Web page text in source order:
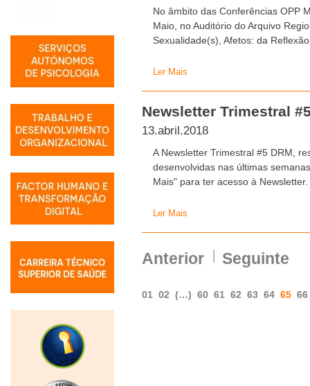
No âmbito das Conferências OPP
Maio, no Auditório do Arquivo
Sexualidade(s), Afetos: da
Ler Mais
Newsletter Trimestral
13.abril.2018
A Newsletter Trimestral #5 DRM,
desenvolvidas nas últimas
Mais" para ter acesso à Newsletter.
Ler Mais
Anterior Seguinte
01 02 (…) 60 61 62 63 64 65 66